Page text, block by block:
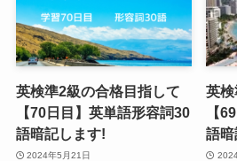
英検準2級の合格目指して
【70日目】英単語形容詞30
語暗記します!
2024年5月21日
英
【
語